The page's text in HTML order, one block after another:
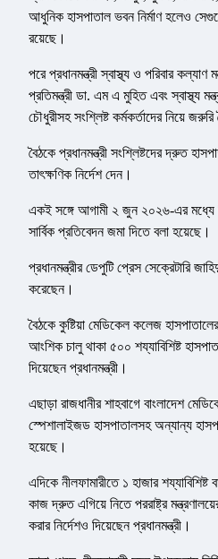
আধুনিক হাসপাতাল ভবন নির্মাণ হলেও
রয়েছে।
পরে প্রধানমন্ত্রী স্বাস্থ্য ও পরিবার কল্যাণ
প্রতিমন্ত্রী ডা. এম এ মুহিত এবং স্বাস্থ্য
চৌধুরীসহ সংশ্লিষ্ট কর্মকর্তাদের নিয়ে
বৈঠকে প্রধানমন্ত্রী সংশ্লিষ্টদের দ্রুত
তাৎক্ষণিক নির্দেশ দেন।
একই সঙ্গে আগামী ২ জুন ২০২৬-এর মধ্যে
সার্বিক প্রতিবেদন জমা দিতে বলা হয়েছে।
প্রধানমন্ত্রীর ডেপুটি প্রেস সেক্রেটারি
করেছেন।
বৈঠকে কুষ্টিয়া মেডিকেল কলেজ
আংশিক চালু থাকা ৫০০ শয্যাবিশিষ্ট
দিয়েছেন প্রধানমন্ত্রী।
এছাড়া রাজধানীর শাহবাগে বাংলাদেশ
স্পেশালাইজড হাসপাতালসহ অন্যান্য
হয়েছে।
এদিকে নীলফামারীতে ১ হাজার শয্যাবিশিষ্ট
কাজ দ্রুত এগিয়ে নিতে পররাষ্ট্র
করার নির্দেশও দিয়েছেন প্রধানমন্ত্রী।